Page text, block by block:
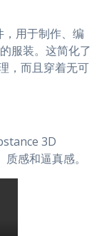
用于制作、编
服装。这简化了
，而且穿着无可
3D
感和逼真感。